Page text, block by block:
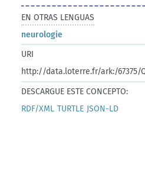
EN OTRAS LENGUAS
neurologie
URI
http://data.loterre.fr/ark:/67375/
DESCARGUE ESTE CONCEPTO:
RDF/XML TURTLE JSON-LD